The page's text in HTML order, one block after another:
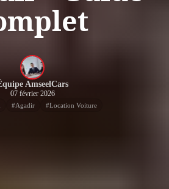
AmseelCars
07 février 2026
#Agadir #Location Voiture